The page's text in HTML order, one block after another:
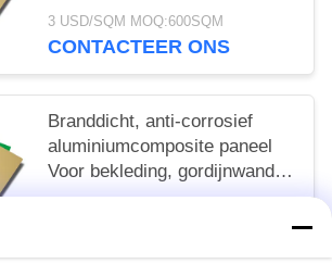
borden, winkelvoorziening,
interieurversiering
3 USD/SQM MOQ:600SQM
CONTACTEER ONS
Branddicht, anti-corrosief
aluminiumcomposite paneel
Voor bekleding, gordijnwand,
interieur decoratie